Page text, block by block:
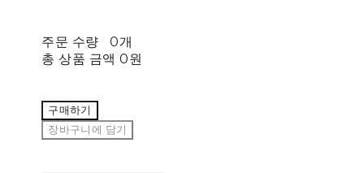
주문 수량
0개
총 상품 금액 0원
구매하기
장바구니에 담기